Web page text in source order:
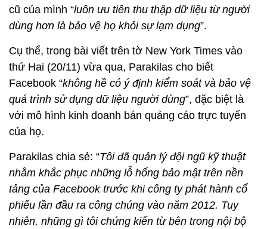
cũ của mình “luôn ưu tiên thu thập dữ liệu từ người
dùng hơn là bảo vệ họ khỏi sự lạm dụng”.
Cụ thể, trong bài viết trên tờ New York Times vào
thứ Hai (20/11) vừa qua, Parakilas cho biết
Facebook “không hề có ý định kiểm soát và bảo vệ
quá trình sử dụng dữ liệu người dùng”, đặc biệt là
với mô hình kinh doanh bán quảng cáo trực tuyến
của họ.
Parakilas chia sẻ: “Tôi đã quản lý đội ngũ kỹ thuật
nhằm khắc phục những lỗ hổng bảo mật trên nền
tảng của Facebook trước khi công ty phát hành cổ
phiếu lần đầu ra công chúng vào năm 2012. Tuy
nhiên, những gì tôi chứng kiến từ bên trong nội bộ